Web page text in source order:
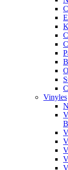
Vinyles